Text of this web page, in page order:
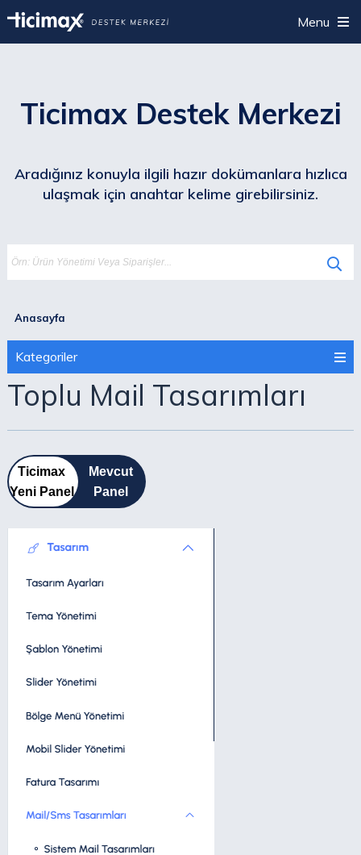
Menu
Ticimax Destek Merkezi
Aradığınız konuyla ilgili hazır dokümanlara hızlıca
ulaşmak için anahtar kelime girebilirsiniz.
Anasayfa
Kategoriler
Toplu Mail Tasarımları
Ticimax
Yeni Panel
Mevcut
Panel